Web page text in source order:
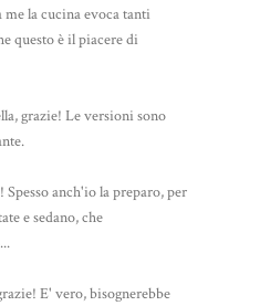
me la cucina evoca tanti
questo è il piacere di
grazie! Le versioni sono
Spesso anch'io la preparo, per
e sedano, che
E' vero, bisognerebbe